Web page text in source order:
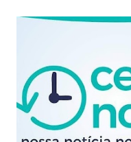
Pular